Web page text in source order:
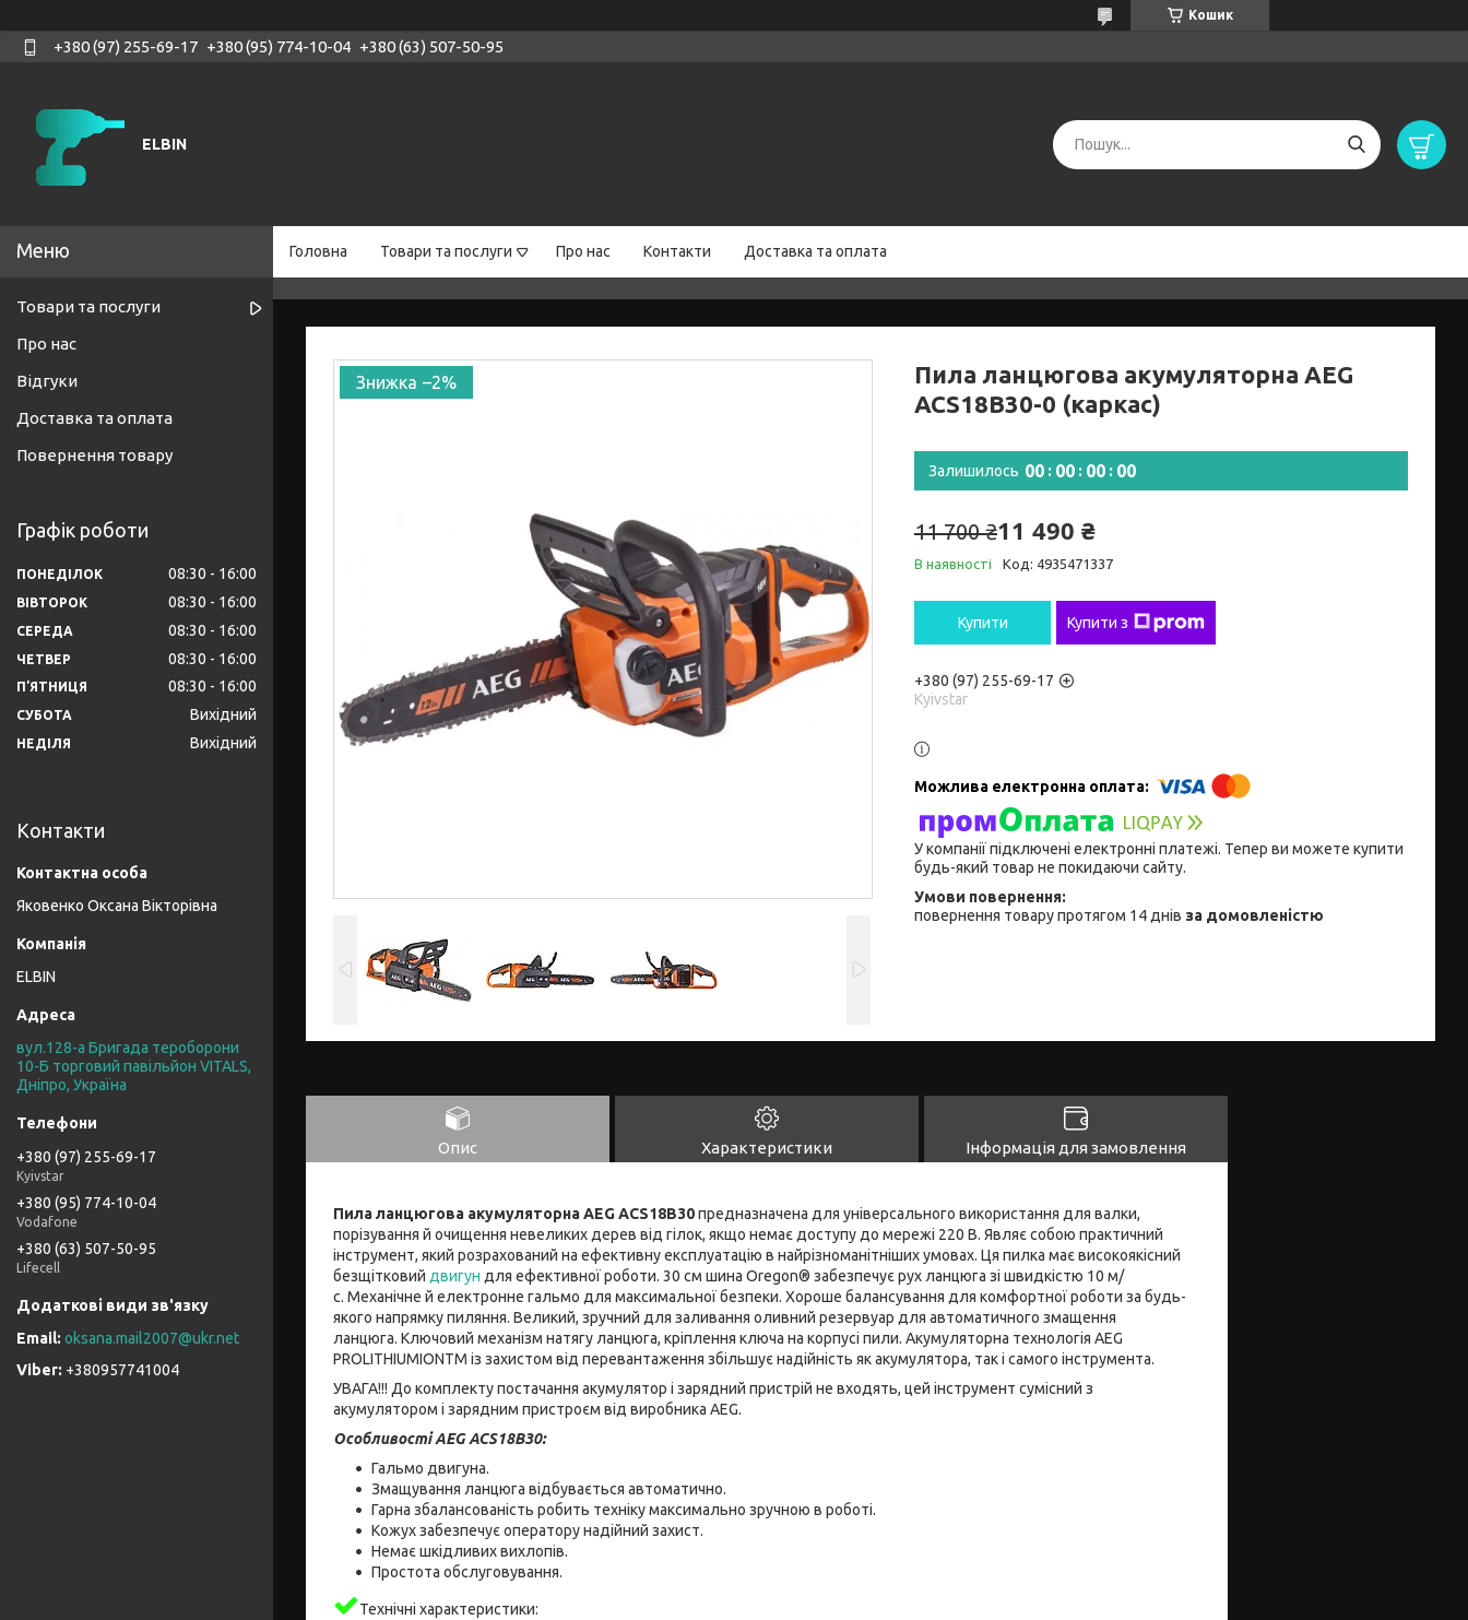
Кошик
+380 (97) 255-69-17 +380 (95) 774-10-04 +380 (63) 507-50-95
ELBIN
Головна Товари та послуги Про нас Контакти Доставка та оплата
–2%
Пила ланцюгова акумуляторна AEG
ACS18B30-0 (каркас)
Залишилось 00 00 00 00
11 700 ₴11 490 ₴
В наявності Код: 4935471337
Купити Купити з
+380 (97) 255-69-17
Kyivstar
У компанії підключені електронні платежі. Тепер ви можете купити
будь-який товар не покидаючи сайту.
повернення товару протягом 14 днів за домовленістю
Опис Характеристики Інформація для замовлення
Пила ланцюгова акумуляторна AEG ACS18B30предназначена для універсального використання для валки,
порізування й очищення невеликих дерев від гілок, якщо немає доступу до мережі 220 В. Являє собою практичний
інструмент, який розрахований на ефективну експлуатацію в найрізноманітніших умовах. Ця пилка має високоякісний
безщітковий двигун для ефективної роботи. 30 см шина Oregon® забезпечує рух ланцюга зі швидкістю 10 м/
с. Механічне й електронне гальмо для максимальної безпеки. Хороше балансування для комфортної роботи за будь-
якого напрямку пиляння. Великий, зручний для заливання оливний резервуар для автоматичного змащення
ланцюга. Ключовий механізм натягу ланцюга, кріплення ключа на корпусі пили. Акумуляторна технологія AEG
PROLITHIUMIONTM із захистом від перевантаження збільшує надійність як акумулятора, так і самого інструмента.
УВАГА!!! До комплекту постачання акумулятор і зарядний пристрій не входять, цей інструмент сумісний з
акумулятором і зарядним пристроєм від виробника AEG.
Особливості AEG ACS18B30:
Гальмо двигуна.
Змащування ланцюга відбувається автоматично.
Гарна збалансованість робить техніку максимально зручною в роботі.
Кожух забезпечує оператору надійний захист.
Немає шкідливих вихлопів.
Простота обслуговування.
Технічні характеристики:
Товари та послуги
Про нас
Відгуки
Доставка та оплата
Повернення товару
Графік роботи
ПОНЕДІЛОК 08:30 16:00
ВІВТОРОК 08:30 16:00
СЕРЕДА 08:30 16:00
ЧЕТВЕР 08:30 16:00
ПʼЯТНИЦЯ 08:30 16:00
СУБОТА Вихідний
НЕДІЛЯ Вихідний
Контакти
Яковенко Оксана Вікторівна
ELBIN
вул.128-а Бригада тероборони
10-Б торговий павільйон VITALS,
Дніпро, Україна
+380 (97) 255-69-17
Kyivstar
+380 (95) 774-10-04
Vodafone
+380 (63) 507-50-95
Lifecell
oksana.mail2007@ukr.net
+380957741004